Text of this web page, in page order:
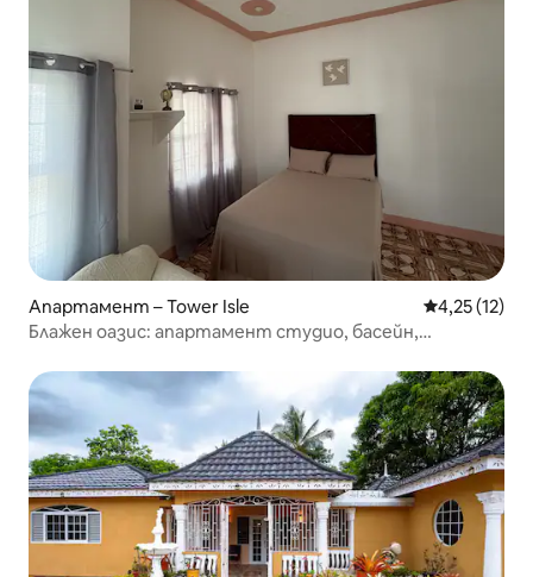
Апартамент – Tower Isle Средна
4,25 (12)
Блажен оазис: апартамент студио, басейн,